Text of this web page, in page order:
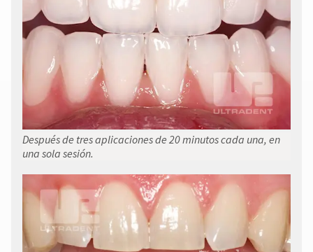
Después de tres aplicaciones de 20 minutos cada una, en
una sola sesión.